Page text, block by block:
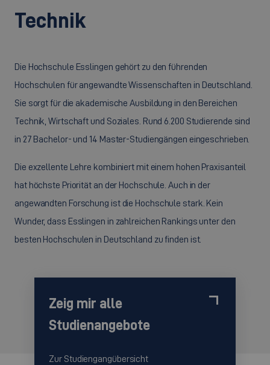
Technik
Die Hochschule Esslingen gehört zu den führenden
Hochschulen für angewandte Wissenschaften in Deutschland.
Sie sorgt für die akademische Ausbildung in den Bereichen
Technik, Wirtschaft und Soziales. Rund 6.200 Studierende sind
in 27 Bachelor- und 14 Master-Studiengängen eingeschrieben.
Die exzellente Lehre kombiniert mit einem hohen Praxisanteil
hat höchste Priorität an der Hochschule. Auch in der
angewandten Forschung ist die Hochschule stark. Kein
Wunder, dass Esslingen in zahlreichen Rankings unter den
besten Hochschulen in Deutschland zu finden ist.
Zeig mir alle
Studienangebote
Zur Studiengangübersicht